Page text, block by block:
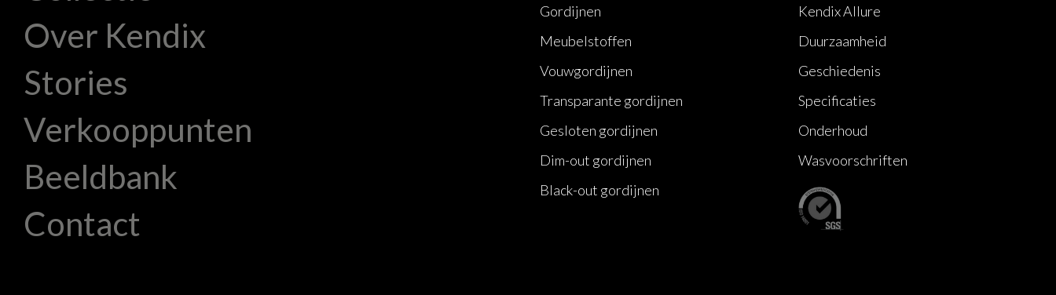
Over Kendix
Stories
Verkooppunten
Beeldbank
Contact
Gordijnen
Meubelstoffen
Vouwgordijnen
Transparante gordijnen
Gesloten gordijnen
Dim-out gordijnen
Black-out gordijnen
Kendix Allure
Duurzaamheid
Geschiedenis
Specificaties
Onderhoud
Wasvoorschriften